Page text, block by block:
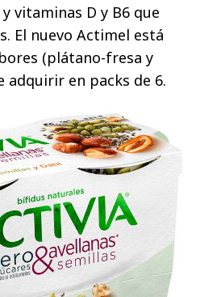
vitaminas D y B6 que
El nuevo Actimel está
(plátano-fresa y
adquirir en packs de 6.